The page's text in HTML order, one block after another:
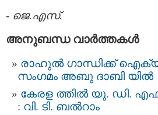
- ജെ.എസ്.
അനുബന്ധ വാര്‍ത്തകള്‍
രാഹുൽ ഗാന്ധിക്ക് ഐക്യ
സംഗമം അബു ദാബി യിൽ
കേ​ര​ള ​ത്തി​ൽ യു​. ഡി.​
: വി.​ ടി. ബ​ൽ​റാം